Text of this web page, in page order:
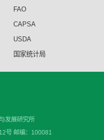
FAO
CAPSA
USDA
国家统计局
发展研究所
号 邮编：100081